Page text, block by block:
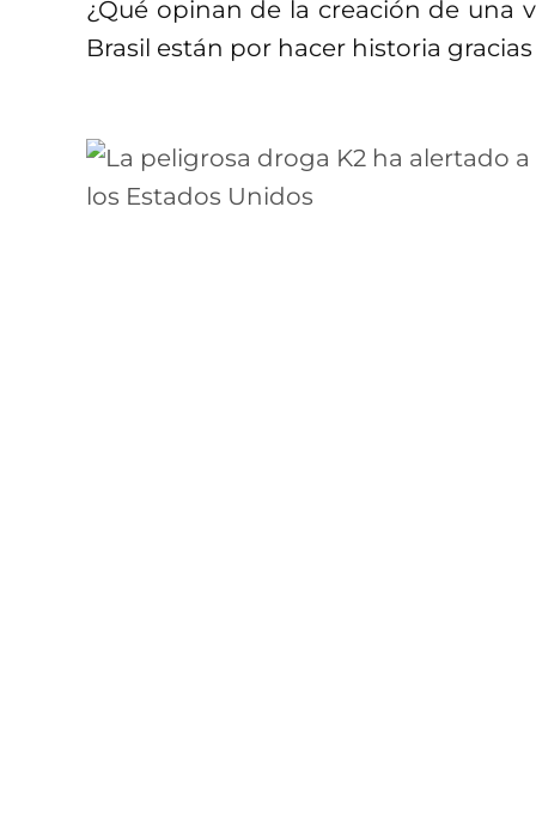
¿Qué opinan de la creación de una
Brasil están por hacer historia